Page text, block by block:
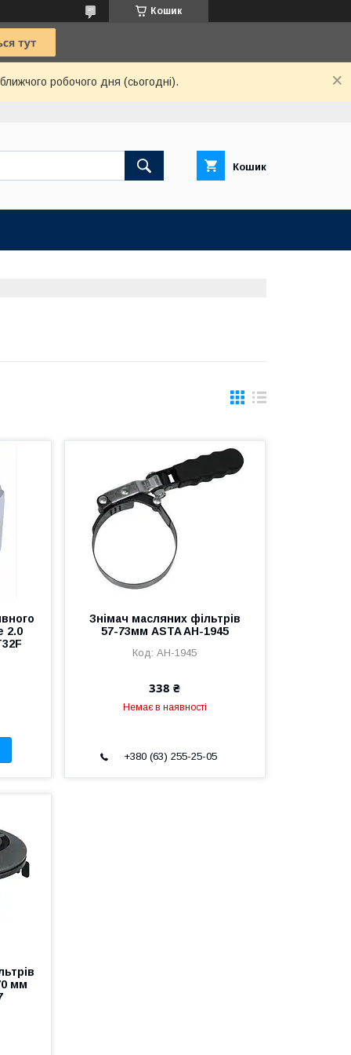
Кошик
робочого дня (сьогодні).
Кошик
2.0
Знімач масляних фільтрів
57-73мм ASTA AH-1945
AH-1945
338 ₴
Немає в наявності
+380 (63) 255-25-05
мм